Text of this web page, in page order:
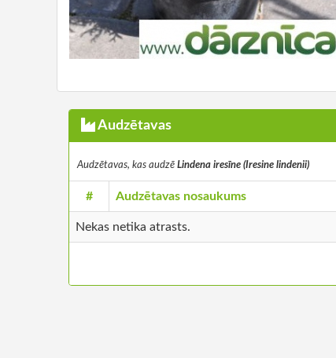
Audzētavas
Audzētavas, kas audzē Lindena iresīne (Iresine lindenii)
# Audzētavas nosaukums
Nekas netika atrasts.